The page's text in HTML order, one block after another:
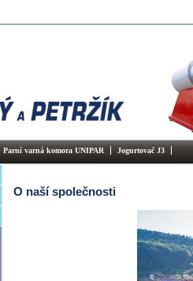
Parní varná komora UNIPAR Jogurtovač J3
O naší společnosti